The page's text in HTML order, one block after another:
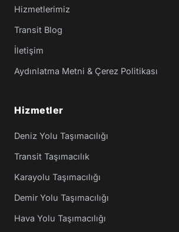
Hizmetlerimiz
Transit Blog
İletişim
Aydınlatma Metni & Çerez Politikası
Hizmetler
Deniz Yolu Taşımacılığı
Transit Taşımacılık
Karayolu Taşımacılığı
Demir Yolu Taşımacılığı
Hava Yolu Taşımacılığı